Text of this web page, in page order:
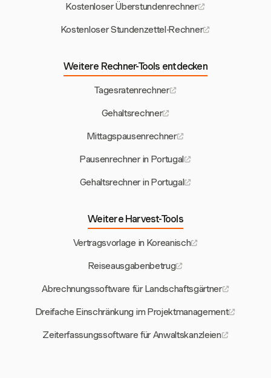
Kostenloser Überstundenrechner
Kostenloser Stundenzettel-Rechner
Weitere Rechner-Tools entdecken
Tagesratenrechner
Gehaltsrechner
Mittagspausenrechner
Pausenrechner in Portugal
Gehaltsrechner in Portugal
Weitere Harvest-Tools
Vertragsvorlage in Koreanisch
Reiseausgabenbetrug
Abrechnungssoftware für Landschaftsgärtner
Dreifache Einschränkung im Projektmanagement
Zeiterfassungssoftware für Anwaltskanzleien